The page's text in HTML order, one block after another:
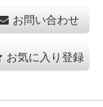
お問い合わせ
お気に入り登録